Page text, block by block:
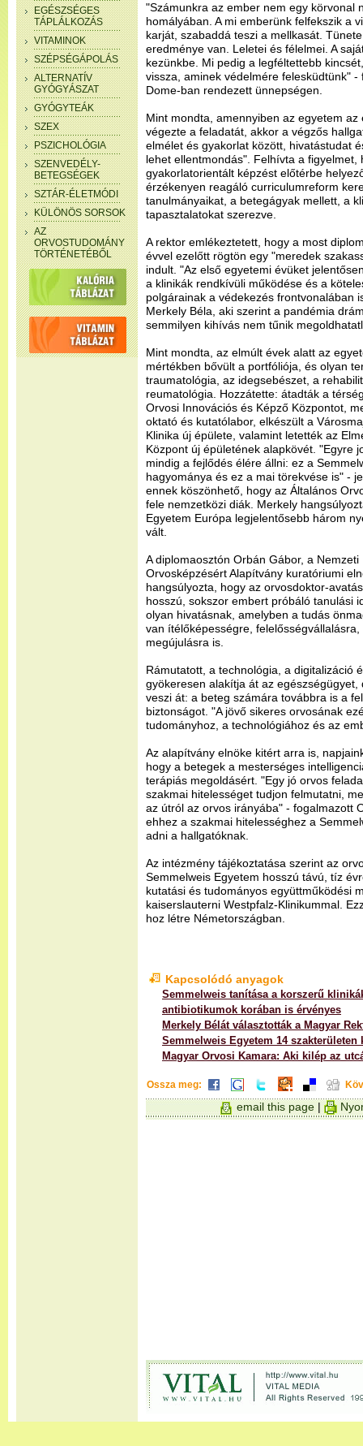
EGÉSZSÉGES
TÁPLÁLKOZÁS
VITAMINOK
SZÉPSÉGÁPOLÁS
ALTERNATÍV
GYÓGYÁSZAT
GYÓGYTEÁK
SZEX
PSZICHOLÓGIA
SZENVEDÉLY-
BETEGSÉGEK
SZTÁR-ÉLETMÓDI
KÜLÖNÖS SORSOK
AZ
ORVOSTUDOMÁNY
TÖRTÉNETÉBŐL
"Számunkra az ember nem egy körvonal
homályában. A mi emberünk felfekszik a
karját, szabaddá teszi a mellkasát.
eredménye van. Leletei és félelmei. A
kezünkbe. Mi pedig a legféltettebb
vissza, aminek védelmére felesküdtünk"
Dome-ban rendezett ünnepségen.
Mint mondta, amennyiben az egyetem
végezte a feladatát, akkor a végzős
elmélet és gyakorlat között, hivatástudat
lehet ellentmondás". Felhívta a figyelmet,
gyakorlatorientált képzést előtérbe
érzékenyen reagáló curriculumreform
tanulmányaikat, a betegágyak mellett, a
tapasztalatokat szerezve.
A rektor emlékeztetett, hogy a most
évvel ezelőtt rögtön egy "meredek
indult. "Az első egyetemi évüket
a klinikák rendkívüli működése és a
polgárainak a védekezés frontvonalában
Merkely Béla, aki szerint a pandémia
semmilyen kihívás nem tűnik
Mint mondta, az elmúlt évek alatt az
mértékben bővült a portfóliója, és olyan
traumatológia, az idegsebészet, a
reumatológia. Hozzátette: átadták a
Orvosi Innovációs és Képző Központot,
oktató és kutatólabor, elkészült a
Klinika új épülete, valamint letették az
Központ új épületének alapkövét. "Egyre
mindig a fejlődés élére állni: ez a
hagyománya és ez a mai törekvése is" -
ennek köszönhető, hogy az Általános
fele nemzetközi diák. Merkely
Egyetem Európa legjelentősebb három
vált.
A diplomaosztón Orbán Gábor, a Nemzeti
Orvosképzésért Alapítvány kuratóriumi
hangsúlyozta, hogy az orvosdoktor-
hosszú, sokszor embert próbáló tanulási
olyan hivatásnak, amelyben a tudás
van ítélőképességre,
megújulásra is.
Rámutatott, a technológia, a digitalizáció
gyökeresen alakítja át az
veszi át: a beteg számára továbbra is a
biztonságot. "A jövő sikeres orvosának
tudományhoz, a technológiához és az
Az alapítvány elnöke kitért arra is,
hogy a betegek a mesterséges
terápiás megoldásért. "Egy jó orvos
szakmai hitelességet tudjon felmutatni,
az útról az orvos irányába" - fogalmazott
ehhez a szakmai hitelességhez a
adni a hallgatóknak.
Az intézmény tájékoztatása szerint az
Semmelweis Egyetem hosszú távú, tíz
kutatási és tudományos együttműködési
kaiserslauterni Westpfalz-Klinikummal.
hoz létre Németországban.
Kapcsolódó anyagok
Semmelweis tanítása a korszerű
antibiotikumok korában is érvényes
Merkely Bélát választották a Magyar
Semmelweis Egyetem 14
Magyar Orvosi Kamara: Aki kilép az
Ossza meg:
email this page|